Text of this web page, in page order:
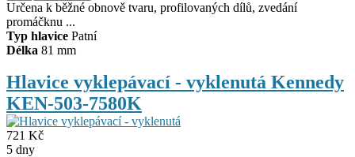
Určena k běžné obnově tvaru, profilovaných dílů, zvedání
promáčknu ...
Typ hlavice Patní
Délka 81 mm
Hlavice vyklepávací - vyklenutá Kennedy
KEN-503-7580K
721 Kč
5 dny